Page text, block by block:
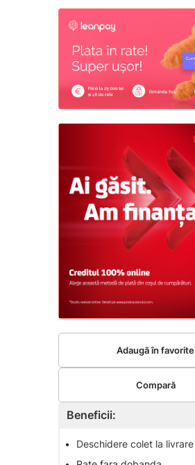
Beneficii:
•
Deschidere colet la livrare
Adaugă în favorite
Compară